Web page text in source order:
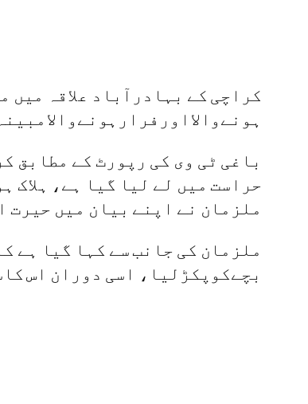
کراچی کے بہادرآباد علاقہ میں
حراست میں لے لیا گیا ہے، ہلاک
ملزمان نے اپنے بیان میں حیرت
بچےکوپکڑلیا، اسی دوران اس